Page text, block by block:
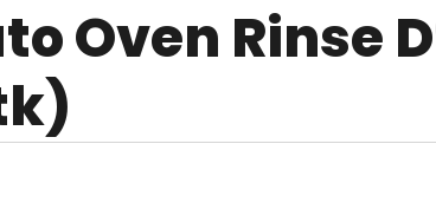
Oven Rinse